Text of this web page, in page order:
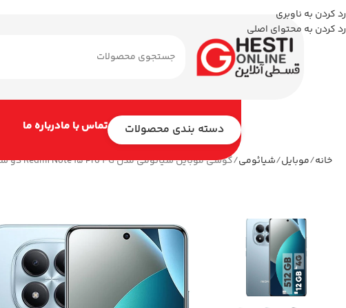
رد کردن به ناوبری
رد کردن به محتوای اصلی
دسته بندی محصولات تماس با مادرباره ما
خانه موبایل شیائومی گوشی موبایل شیائومی مدل Redmi Note 15 Pro 4G دو سیم کارت ظرفیت 512 گیگابایت و رم 12 گیگابایت رنگ مشکی